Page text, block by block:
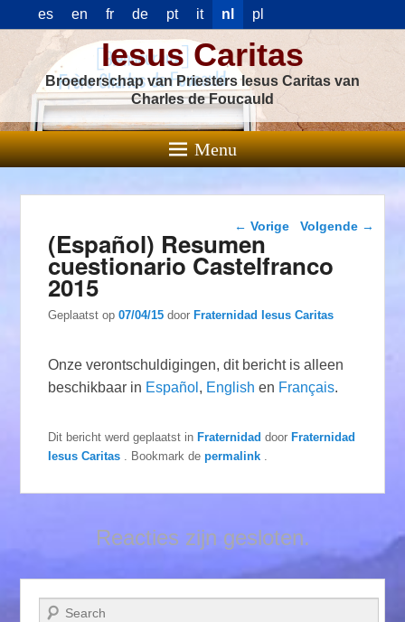
es en fr de pt it nl pl
Iesus Caritas
Broederschap van Priesters Iesus Caritas van
Charles de Foucauld
Menu
Berichtnavigatie
← Vorige Volgende →
(Español) Resumen
cuestionario Castelfranco
2015
Geplaatst op07/04/15 doorFraternidad Iesus Caritas
Onze verontschuldigingen, dit bericht is alleen
beschikbaar in Español , English en Français.
Dit bericht werd geplaatst inFraternidad doorFraternidad
Iesus Caritas
. Bookmark depermalink
Reacties zijn gesloten.
Zoeken